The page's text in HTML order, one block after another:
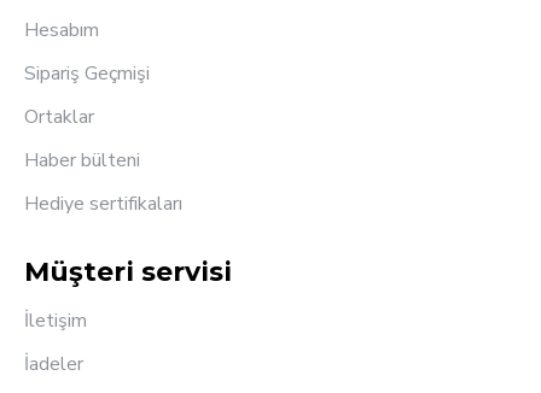
Hesabım
Sipariş Geçmişi
Ortaklar
Haber bülteni
Hediye sertifikaları
Müşteri servisi
İletişim
İadeler